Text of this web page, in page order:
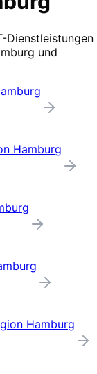
Dienstleistungen
und
Hamburg
Hamburg